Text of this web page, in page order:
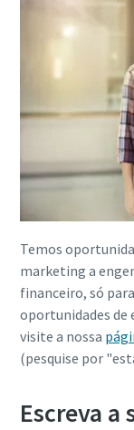
Temos
marketing a
financeiro, só
oportunidades de
visite a nossa
(pesquise por
Escreva a